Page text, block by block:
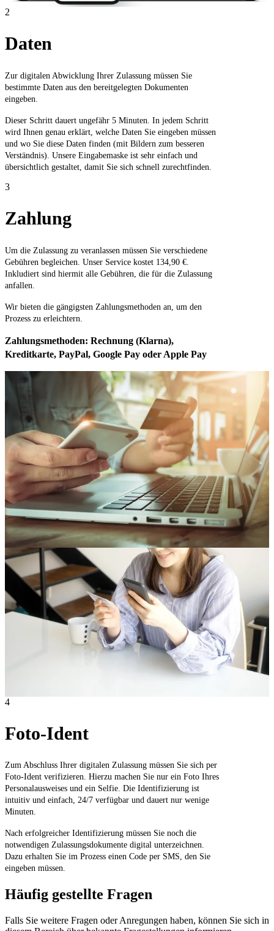
2
Daten
Zur digitalen Abwicklung Ihrer Zulassung müssen Sie
bestimmte Daten aus den bereitgelegten Dokumenten
eingeben.
Dieser Schritt dauert ungefähr 5 Minuten. In jedem Schritt
wird Ihnen genau erklärt, welche Daten Sie eingeben müssen
und wo Sie diese Daten finden (mit Bildern zum besseren
Verständnis). Unsere Eingabemaske ist sehr einfach und
übersichtlich gestaltet, damit Sie sich schnell zurechtfinden.
3
Zahlung
Um die Zulassung zu veranlassen müssen Sie verschiedene
Gebühren begleichen. Unser Service kostet 134,90 €.
Inkludiert sind hiermit alle Gebühren, die für die Zulassung
anfallen.
Wir bieten die gängigsten Zahlungsmethoden an, um den
Prozess zu erleichtern.
Zahlungsmethoden: Rechnung (Klarna),
Kreditkarte, PayPal, Google Pay oder Apple Pay
4
Foto-Ident
Zum Abschluss Ihrer digitalen Zulassung müssen Sie sich per
Foto-Ident verifizieren. Hierzu machen Sie nur ein Foto Ihres
Personalausweises und ein Selfie. Die Identifizierung ist
intuitiv und einfach, 24/7 verfügbar und dauert nur wenige
Minuten.
Nach erfolgreicher Identifizierung müssen Sie noch die
notwendigen Zulassungsdokumente digital unterzeichnen.
Dazu erhalten Sie im Prozess einen Code per SMS, den Sie
eingeben müssen.
Häufig gestellte Fragen
Falls Sie weitere Fragen oder Anregungen haben, können Sie sich in